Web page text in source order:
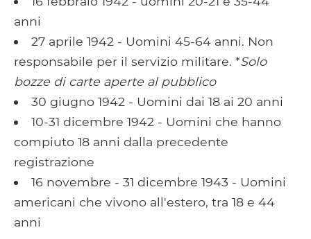
anni
27 aprile 1942 - Uomini 45-64 anni. Non
responsabile per il servizio militare. *Solo
bozze di carte aperte al pubblico
30 giugno 1942 - Uomini dai 18 ai 20 anni
10-31 dicembre 1942 - Uomini che hanno
compiuto 18 anni dalla precedente
registrazione
16 novembre - 31 dicembre 1943 - Uomini
americani che vivono all'estero, tra 18 e 44
anni